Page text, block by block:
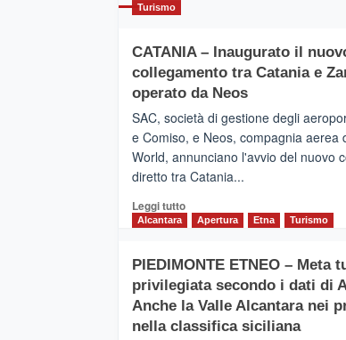
Turismo
CATANIA – Inaugurato il
collegamento tra Catania e
operato da Neos
SAC, società di gestione degli
e Comiso, e Neos, compagnia aerea
World, annunciano l'avvio del nuovo
diretto tra Catania...
Leggi tuttoLeggi
CATANIA
–
Inaugurato
il
Alcantara Apertura Etna Turismo
PIEDIMONTE ETNEO – Meta
privilegiata secondo i dati di
Anche la Valle Alcantara nei
nella classifica siciliana